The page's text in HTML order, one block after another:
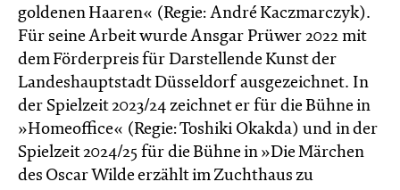
goldenen Haaren« (Regie: André Kaczmarczyk).
Für seine Arbeit wurde Ansgar Prüwer 2022 mit
dem Förderpreis für Darstellende Kunst der
Landeshauptstadt Düsseldorf ausgezeichnet. In
der Spielzeit 2023/24 zeichnet er für die Bühne in
»Homeoffice« (Regie: Toshiki Okakda) und in der
Spielzeit 2024/25 für die Bühne in »Die Märchen
des Oscar Wilde erzählt im Zucht­haus zu